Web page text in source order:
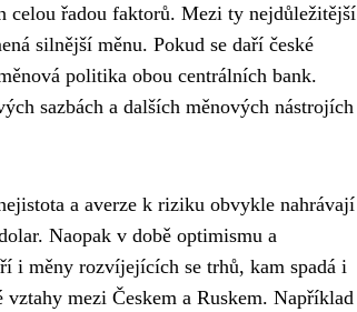
celou řadou faktorů. Mezi ty nejdůležitější
silnější měnu. Pokud se daří české
politika obou centrálních bank.
sazbách a dalších měnových nástrojích
a averze k riziku obvykle nahrávají
Naopak v době optimismu a
i měny rozvíjejících se trhů, kam spadá i
mezi Českem a Ruskem. Například